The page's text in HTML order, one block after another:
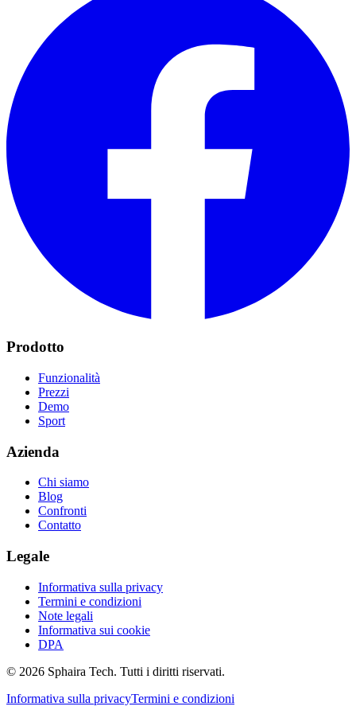
Prodotto
Funzionalità
Prezzi
Demo
Sport
Azienda
Chi siamo
Blog
Confronti
Contatto
Legale
Informativa sulla privacy
Termini e condizioni
Note legali
Informativa sui cookie
DPA
© 2026 Sphaira Tech. Tutti i diritti riservati.
Informativa sulla privacyTermini e condizioni